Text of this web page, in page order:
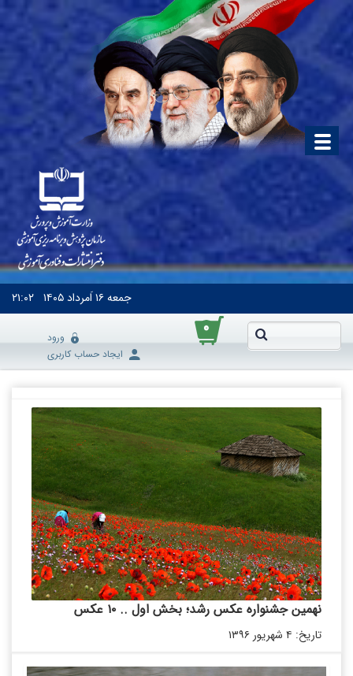
جمعه۱۶ اَمرداد ۱۴۰۵ ۲۱:۰۲
۰
ورود
ایجاد حساب کاربری
نهمین جشنواره عکس رشد؛ بخش اول .. ۱۰ عکس
تاریخ: ۴ شهریور ۱۳۹۶